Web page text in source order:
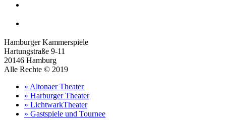
Hamburger Kammerspiele
Hartungstraße 9-11
20146 Hamburg
Alle Rechte © 2019
» Altonaer Theater
» Harburger Theater
» LichtwarkTheater
» Gastspiele und Tournee